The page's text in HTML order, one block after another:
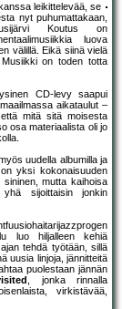
leikittelevää, se
nyt puhumattakaan,
Koutus on
luova
välillä. Eikä siinä vielä
on toden totta
CD-levy saapui
aikataulut –
mitä sitä moisesta
osa materiaalista oli jo
uudella albumilla ja
yksi kokonaisuuden
mutta kaihoisa
sijoittaisin jonkin
luo hiljalleen kehiä
tehdä työtään, sillä
uusia linjoja, jännitteitä
puolestaan jännän
, jonka rinnalla
virkistävää,